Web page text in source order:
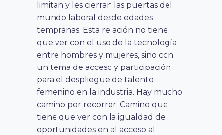
limitan y les cierran las puertas del
mundo laboral desde edades
tempranas. Esta relación no tiene
que ver con el uso de la tecnología
entre hombres y mujeres, sino con
un tema de acceso y participación
para el despliegue de talento
femenino en la industria. Hay mucho
camino por recorrer. Camino que
tiene que ver con la igualdad de
oportunidades en el acceso al